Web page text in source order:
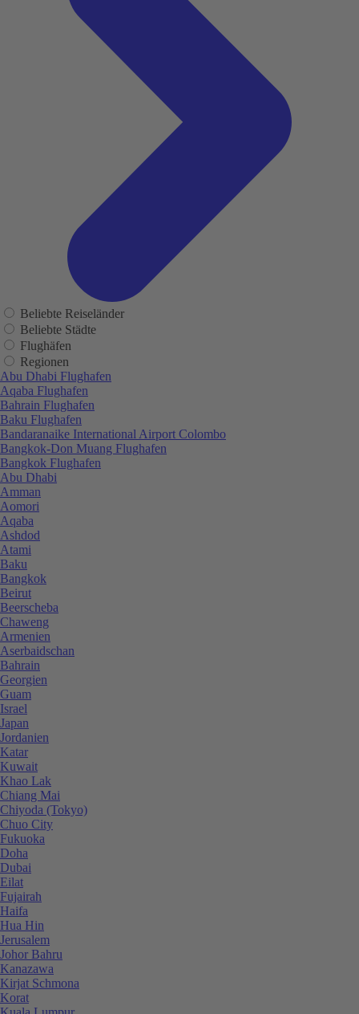
Beliebte Reiseländer
Beliebte Städte
Flughäfen
Regionen
Abu Dhabi Flughafen
Aqaba Flughafen
Bahrain Flughafen
Baku Flughafen
Bandaranaike International Airport Colombo
Bangkok-Don Muang Flughafen
Bangkok Flughafen
Abu Dhabi
Amman
Aomori
Aqaba
Ashdod
Atami
Baku
Bangkok
Beirut
Beerscheba
Chaweng
Armenien
Aserbaidschan
Bahrain
Georgien
Guam
Israel
Japan
Jordanien
Katar
Kuwait
Khao Lak
Chiang Mai
Chiyoda (Tokyo)
Chuo City
Fukuoka
Doha
Dubai
Eilat
Fujairah
Haifa
Hua Hin
Jerusalem
Johor Bahru
Kanazawa
Kirjat Schmona
Korat